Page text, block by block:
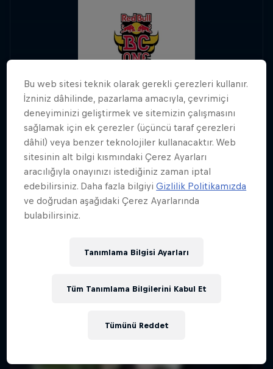
Red Bull BC One
Bu web sitesi teknik olarak gerekli çerezleri kullanır.
İzniniz dâhilinde, pazarlama amacıyla, çevrimiçi
deneyiminizi geliştirmek ve sitemizin çalışmasını
sağlamak için ek çerezler (üçüncü taraf çerezleri
dâhil) veya benzer teknolojiler kullanacaktır. Web
sitesinin alt bilgi kısmındaki Çerez Ayarları
aracılığıyla onayınızı istediğiniz zaman iptal
edebilirsiniz. Daha fazla bilgiyiGizlilik Politikamızda
ve doğrudan aşağıdaki Çerez Ayarlarında
bulabilirsiniz.
Tanımlama Bilgisi Ayarları
Tümünü Reddet
Tüm Tanımlama Bilgilerini Kabul Et